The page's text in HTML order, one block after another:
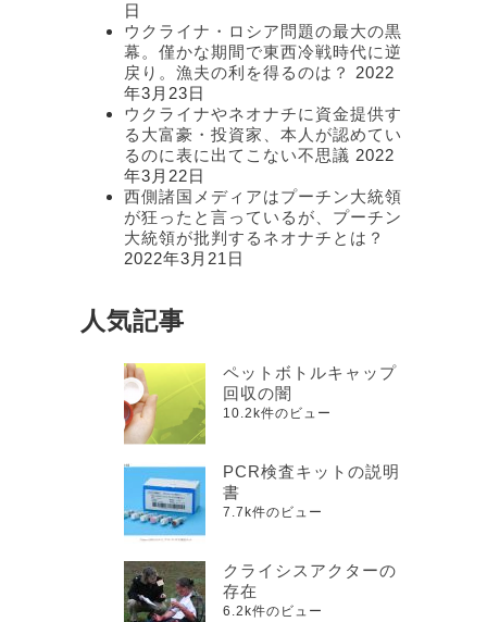
日
ウクライナ・ロシア問題の最大の黒
幕。僅かな期間で東西冷戦時代に逆
戻り。漁夫の利を得るのは？
2022
年3月23日
ウクライナやネオナチに資金提供す
る大富豪・投資家、本人が認めてい
るのに表に出てこない不思議 2022
年3月22日
西側諸国メディアはプーチン大統領
が狂ったと言っているが、プーチン
大統領が批判するネオナチとは？
2022年3月21日
人気記事
ペットボトルキャップ
回収の闇
10.2k件のビュー
PCR検査キットの説明
書
7.7k件のビュー
クライシスアクターの
存在
6.2k件のビュー